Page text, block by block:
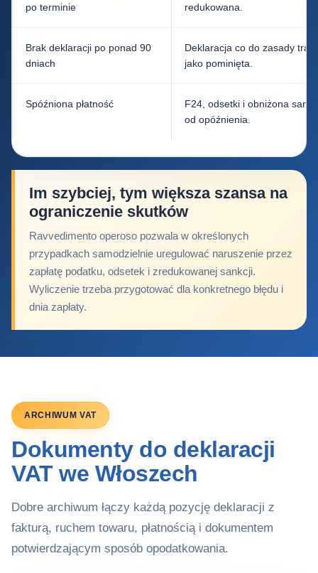
po terminie
redukowana.
Brak deklaracji po ponad 90
dniach
Deklaracja co do zasady
jako pominięta.
Spóźniona płatność
F24, odsetki i obniżona
od opóźnienia.
Im szybciej, tym większa szansa na
ograniczenie skutków
Ravvedimento operoso pozwala w określonych
przypadkach samodzielnie uregulować naruszenie przez
zapłatę podatku, odsetek i zredukowanej sankcji.
Wyliczenie trzeba przygotować dla konkretnego błędu i
dnia zapłaty.
ARCHIWUM VAT
Dokumenty do deklaracji
VAT we Włoszech
Dobre archiwum łączy każdą pozycję deklaracji z
fakturą, ruchem towaru, płatnością i dokumentem
potwierdzającym sposób opodatkowania.